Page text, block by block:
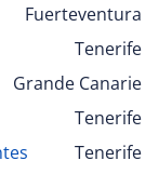
Fuerteventura
Tenerife
Grande Canarie
Tenerife
Tenerife